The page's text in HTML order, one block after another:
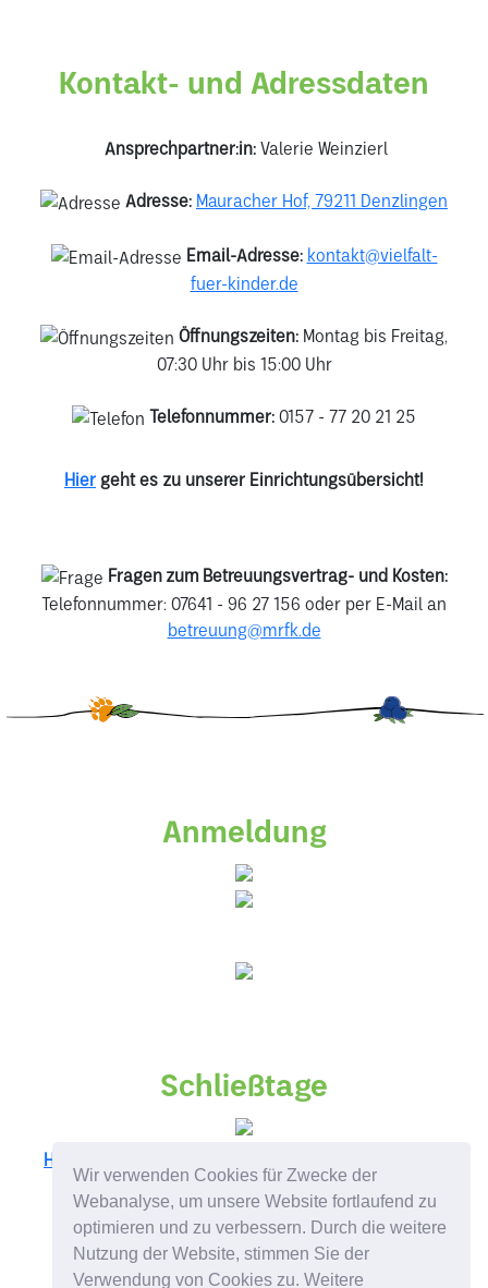
Wir verwenden Cookies für Zwecke der
Webanalyse, um unsere Website fortlaufend zu
optimieren und zu verbessern. Durch die weitere
Nutzung der Website, stimmen Sie der
Verwendung von Cookies zu. Weitere
Kontakt- und Adressdaten
Ansprechpartner:in: Valerie Weinzierl
Adresse: Mauracher Hof, 79211 Denzlingen
Email-Adresse: kontakt@vielfalt-
fuer-kinder.de
Öffnungszeiten: Montag bis Freitag,
07:30 Uhr bis 15:00 Uhr
Telefonnummer: 0157 - 77 20 21 25
Hier geht es zu unserer Einrichtungsübersicht!
Fragen zum Betreuungsvertrag- und Kosten:
Telefonnummer: 07641 - 96 27 156 oder per E-Mail an
betreuung@mrfk.de
Anmeldung
Schließtage
Hier
Einrichtungen!